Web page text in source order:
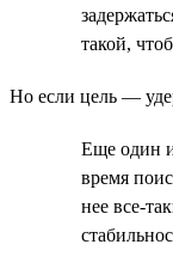
такой,
Но если цель —
Еще один
время
нее все-